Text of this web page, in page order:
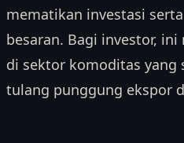
mematikan investasi
besaran. Bagi investor,
di sektor komoditas yang
tulang punggung ekspor